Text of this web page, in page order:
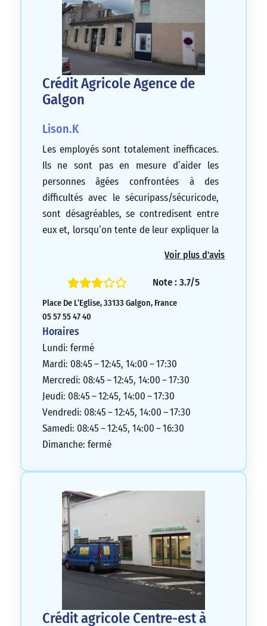
Crédit Agricole Agence de
Galgon
Lison.K
Les employés sont totalement inefficaces.
Ils ne sont pas en mesure d’aider les
personnes âgées confrontées à des
difficultés avec le sécuripass/sécuricode,
sont désagréables, se contredisent entre
eux et, lorsqu’on tente de leur expliquer la
répondre aux questions du client et
laissent un silence jusqu’à ce que le client
Voir plus d'avis
Note : 3.7/5
Place De L’Eglise, 33133 Galgon, France
05 57 55 47 40
Horaires
Lundi: fermé
Mardi: 08:45 – 12:45, 14:00 – 17:30
Mercredi: 08:45 – 12:45, 14:00 – 17:30
Jeudi: 08:45 – 12:45, 14:00 – 17:30
Vendredi: 08:45 – 12:45, 14:00 – 17:30
Samedi: 08:45 – 12:45, 14:00 – 16:30
Dimanche: fermé
Crédit agricole Centre-est à